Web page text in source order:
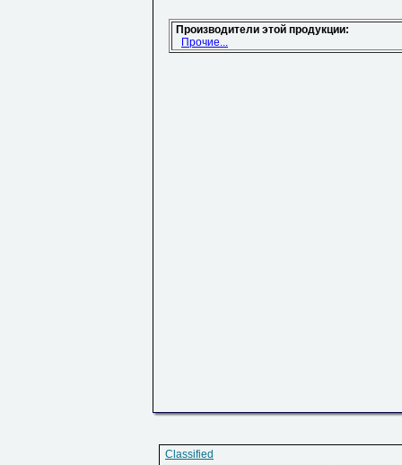
Производители этой продукции:
Прочие...
Classified